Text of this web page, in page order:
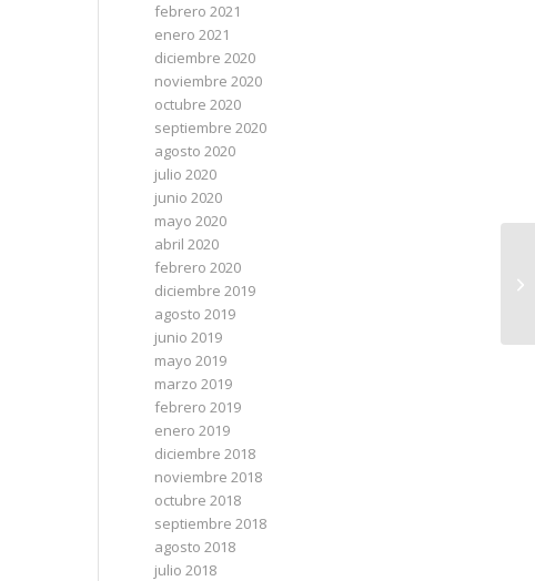
febrero 2021
enero 2021
diciembre 2020
noviembre 2020
octubre 2020
septiembre 2020
agosto 2020
julio 2020
junio 2020
mayo 2020
abril 2020
febrero 2020
diciembre 2019
agosto 2019
junio 2019
mayo 2019
marzo 2019
febrero 2019
enero 2019
diciembre 2018
noviembre 2018
octubre 2018
septiembre 2018
agosto 2018
julio 2018